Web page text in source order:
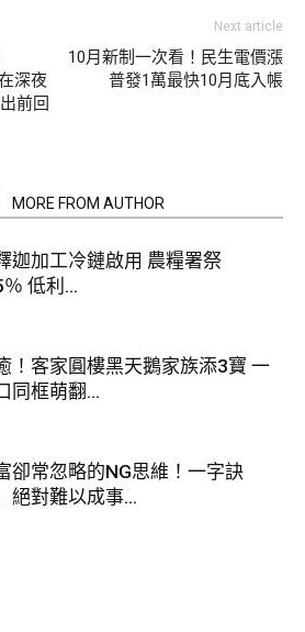
「女王太美了吧」、「這是專輯寫真
數次傳出外型改變，也引來網友對性
人嗎」、「怎麼回春了」、「好像AI
）近年因身體健康問題，時常
常與男友現蹤世界各地，私下生活十
作，消息一公開，立刻引起粉絲嗨
深夜
前回
Next article
10月新制一次看！民生電價漲
普發1萬最快10月底入帳
MORE FROM AUTHOR
迦加工冷鏈啟用 農糧署祭
低利...
！客家圓樓黑天鵝家族添3寶 一
同框萌翻...
卻常忽略的NG思維！一字訣
絕對難以成事...